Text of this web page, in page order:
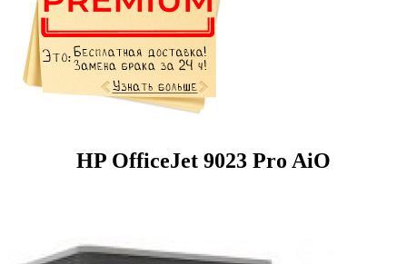
HP OfficeJet 9023 Pro AiO